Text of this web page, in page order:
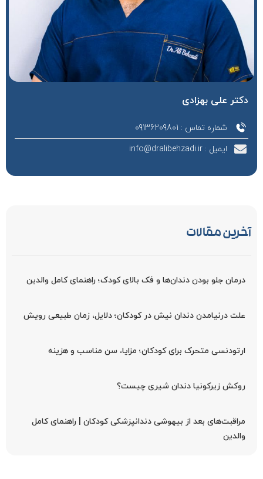
دکتر علی بهزادی
شماره تماس : 09136209801
ایمیل : info@dralibehzadi.ir
آخرین مقالات
درمان جلو بودن دندان‌ها و فک بالای کودک؛ راهنمای کامل والدین
علت درنیامدن دندان نیش در کودکان؛ دلایل، زمان طبیعی رویش
ارتودنسی متحرک برای کودکان؛ مزایا، سن مناسب و هزینه
روکش زیرکونیا دندان شیری چیست؟
مراقبت‌های بعد از بیهوشی دندانپزشکی کودکان | راهنمای کامل
والدین